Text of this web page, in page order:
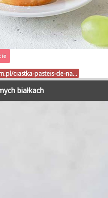
ciastka-pasteis-de-na…
białkach